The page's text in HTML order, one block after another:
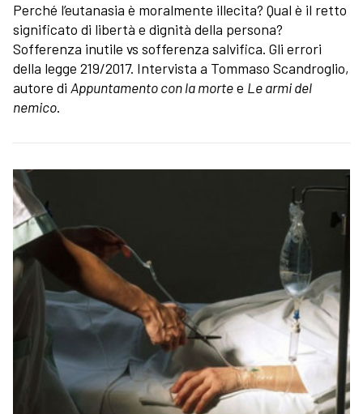
Perché l’eutanasia è moralmente illecita? Qual è il retto
significato di libertà e dignità della persona?
Sofferenza inutile vs sofferenza salvifica. Gli errori
della legge 219/2017. Intervista a Tommaso Scandroglio,
autore di Appuntamento con la mortee Le armi del
nemico.